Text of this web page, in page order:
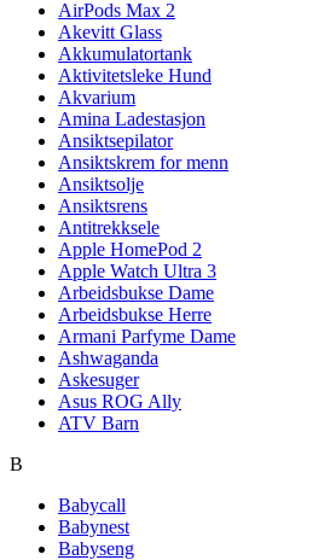
AirPods Max 2
Akevitt Glass
Akkumulatortank
Aktivitetsleke Hund
Akvarium
Amina Ladestasjon
Ansiktsepilator
Ansiktskrem for menn
Ansiktsolje
Ansiktsrens
Antitrekksele
Apple HomePod 2
Apple Watch Ultra 3
Arbeidsbukse Dame
Arbeidsbukse Herre
Armani Parfyme Dame
Ashwaganda
Askesuger
Asus ROG Ally
ATV Barn
B
Babycall
Babynest
Babyseng